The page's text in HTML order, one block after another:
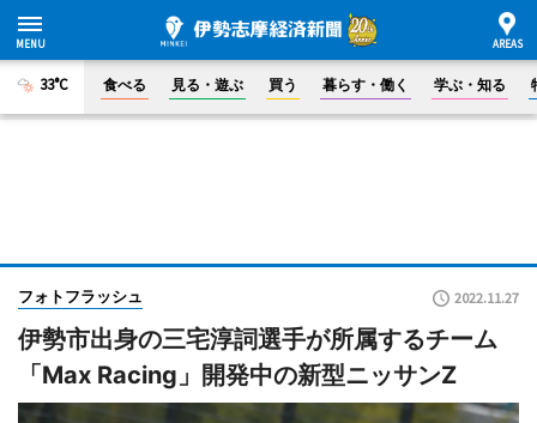
33°C 食べる 見る・遊ぶ 買う 暮らす・働く 学ぶ・知る
フォトフラッシュ 2022.11.27
伊勢市出身の三宅淳詞選手が所属するチーム
「Max Racing」開発中の新型ニッサンZ